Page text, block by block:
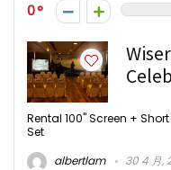
0
Rental 100" Screen +
Set
albertlam
30 4 月,